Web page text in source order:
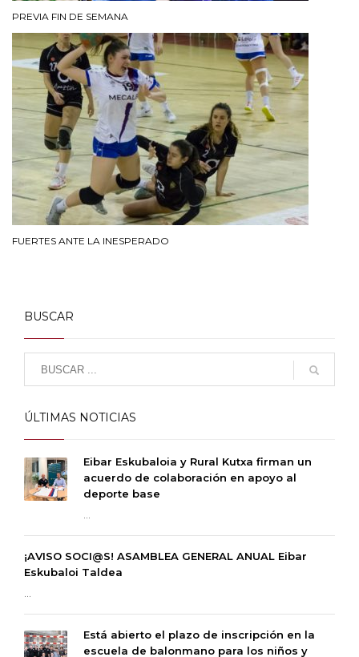
PREVIA FIN DE SEMANA
FUERTES ANTE LA INESPERADO
BUSCAR
ÚLTIMAS NOTICIAS
Eibar Eskubaloia y Rural Kutxa firman un
acuerdo de colaboración en apoyo al
deporte base
¡AVISO SOCI@S! ASAMBLEA GENERAL ANUAL Eibar
Eskubaloi Taldea
Está abierto el plazo de inscripción en la
escuela de balonmano para los niños y